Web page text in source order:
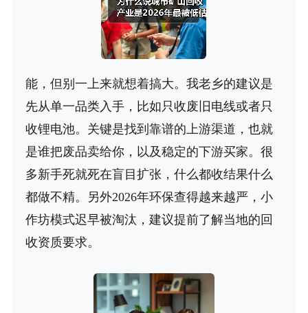
能，但别一上来就想着搞大。我老乡的建议是
先从单一品类入手，比如只收废旧电线或者只
收锂电池。关键是找到靠谱的上游渠道，也就
是谁把废品卖给你，以及稳定的下游买家。很
多新手死就死在盲目扩张，什么都收结果什么
都做不精。另外2026年环保查得越来越严，小
作坊模式迟早被淘汰，建议提前了解当地的回
收资质要求。